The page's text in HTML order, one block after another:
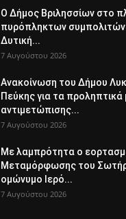
Ο Δήμος Βριλησσίων στο
πυρόπληκτων συμπολιτών
Δυτική...
7 Αυγούστου 2026
Ανακοίνωση του Δήμου
Πεύκης για τα προληπτικά
αντιμετώπισης...
7 Αυγούστου 2026
Με λαμπρότητα ο
Μεταμόρφωσης του
ομώνυμο Ιερό...
7 Αυγούστου 2026